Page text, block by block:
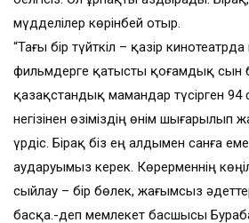
мүдделілер көрінбей отыр.
“Тағы бір түйткіл – қазір кинотеатрда
фильмдерге қатысты қоғамдық сын
қазақстандық мамандар түсірген
негізінен өзіміздің өнім шығарылып
үрдіс. Бірақ біз ең алдымен санға
аударуымыз керек. Көрерменнің
сыйлау – бір бөлек, жағымсыз
басқа.-деп мемлекет басшысы